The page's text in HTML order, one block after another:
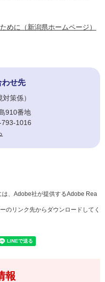
めに（新潟県ホームページ）
わせ先
対策係
910番地
1016
は、Adobe社が提供するAdobe Rea
のリンク先からダウンロードしてく
報